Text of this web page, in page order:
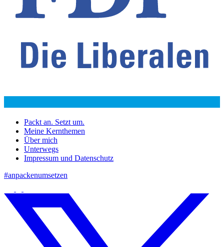
Packt an. Setzt um.
Meine Kernthemen
Über mich
Unterwegs
Impressum und Datenschutz
#anpackenumsetzen